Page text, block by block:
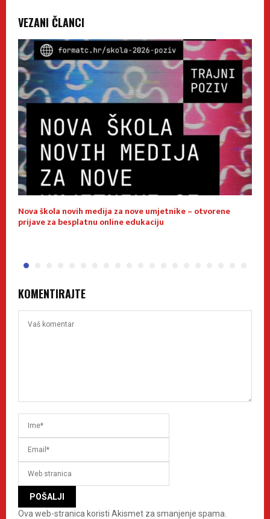
VEZANI ČLANCI
Nova škola novih medija za nove umjetnike – otvorene
prijave za besplatnu online edukaciju
KOMENTIRAJTE
Ova web-stranica koristi Akismet za smanjenje spama.